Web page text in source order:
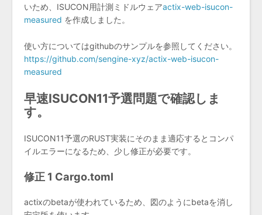
いため、ISUCON用計測ミドルウェアactix-web-isucon-
measured を作成しました。
使い方についてはgithubのサンプルを参照してください。
https://github.com/sengine-xyz/actix-web-isucon-
measured
早速ISUCON11予選問題で確認しま
す。
ISUCON11予選のRUST実装にそのまま適応するとコンパ
イルエラーになるため、少し修正が必要です。
修正 1 Cargo.toml
actixのbetaが使われているため、図のようにbetaを消し